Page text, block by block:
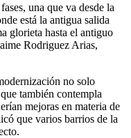
una que va desde la
está la antigua salida
glorieta hasta el antiguo
Rodriguez Arias,
no solo
también contempla
mejoras en materia de
que varios barrios de la